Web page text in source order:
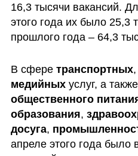
16,3 тысячи вакансий.
этого года их было 25,3
прошлого года – 64,3
В сфере транспортных,
медийных
общественного
образования,
досуга,
апреле этого года было